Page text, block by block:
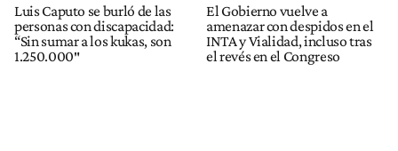
Luis Caputo se burló de las
personas con discapacidad:
“Sin sumar a los kukas, son
1.250.000″
El Gobierno vuelve a
amenazar con despidos en el
INTA y Vialidad, incluso tras
el revés en el Congreso